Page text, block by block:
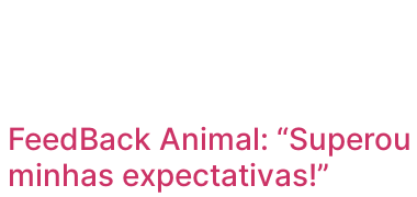
FeedBack Animal: “Superou
minhas expectativas!”